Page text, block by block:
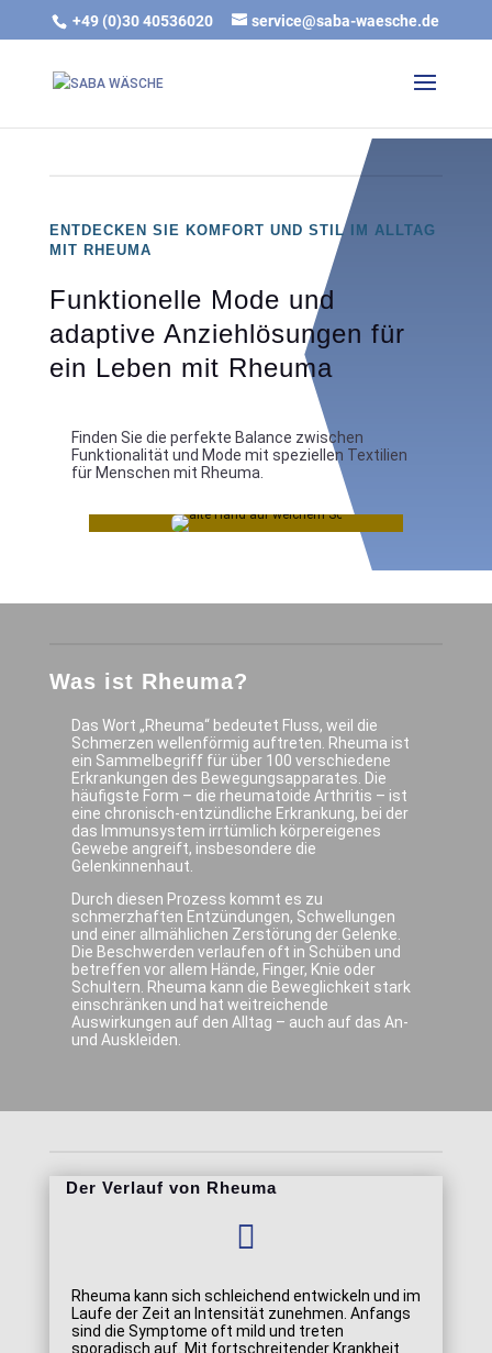
+49 (0)30 40536020 service@saba-waesche.de
ENTDECKEN SIE KOMFORT UND STIL IM ALLTAG
MIT RHEUMA
Funktionelle Mode und
adaptive Anziehlösungen für
ein Leben mit Rheuma
Finden Sie die perfekte Balance zwischen
Funktionalität und Mode mit speziellen Textilien
für Menschen mit Rheuma.
Was ist Rheuma?
Das Wort „Rheuma“ bedeutet Fluss, weil die
Schmerzen wellenförmig auftreten. Rheuma ist
ein Sammelbegriff für über 100 verschiedene
Erkrankungen des Bewegungsapparates. Die
häufigste Form – die rheumatoide Arthritis – ist
eine chronisch-entzündliche Erkrankung, bei der
das Immunsystem irrtümlich körpereigenes
Gewebe angreift, insbesondere die
Gelenkinnenhaut.
Durch diesen Prozess kommt es zu
schmerzhaften Entzündungen, Schwellungen
und einer allmählichen Zerstörung der Gelenke.
Die Beschwerden verlaufen oft in Schüben und
betreffen vor allem Hände, Finger, Knie oder
Schultern. Rheuma kann die Beweglichkeit stark
einschränken und hat weitreichende
Auswirkungen auf den Alltag – auch auf das An-
und Auskleiden.
Der Verlauf von Rheuma

Rheuma kann sich schleichend entwickeln und im
Laufe der Zeit an Intensität zunehmen. Anfangs
sind die Symptome oft mild und treten
sporadisch auf. Mit fortschreitender Krankheit